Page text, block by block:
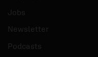
Jobs
Newsletter
Podcasts